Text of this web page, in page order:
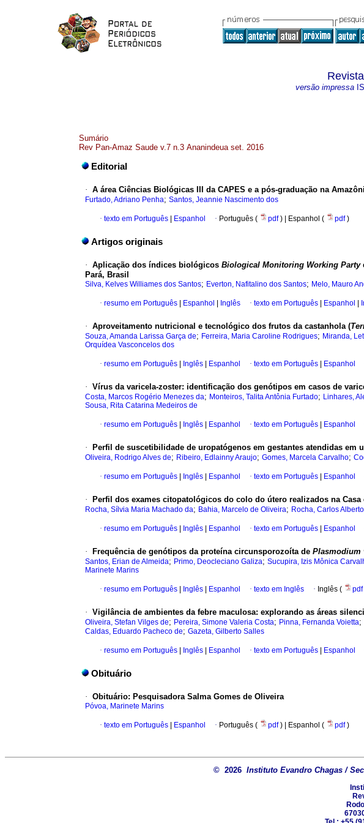
versão impressa
Sumário
Rev Pan-Amaz Saude v.7 n.3 Ananindeua set. 2016
Editorial
· A área Ciências Biológicas III da CAPES e a pós-graduação na
Furtado, Adriano Penha; Santos, Jeannie Nascimento dos
· texto em Português Espanhol · Português ( pdf) | Espanhol ( pdf)
Artigos originais
· Aplicação dos índices biológicos Biological Monitoring Working Party
Pará, Brasil
Silva, Kelves Williames dos Santos; Everton, Nafitalino dos Santos; Melo, Mauro
· resumo em Português Espanhol Inglês · texto em Português Espanhol
· Aproveitamento nutricional e tecnológico dos frutos da castanhola (
Souza, Amanda Larissa Garça de; Ferreira, Maria Caroline Rodrigues; Miranda,
Orquídea Vasconcelos dos
· resumo em Português Inglês Espanhol · texto em Português Espanhol
· Vírus da varicela-zoster: identificação dos genótipos em casos de
Costa, Marcos Rogério Menezes da; Monteiros, Talita Antônia Furtado; Linhares,
Sousa, Rita Catarina Medeiros de
· resumo em Português Inglês Espanhol · texto em Português Espanhol
· Perfil de suscetibilidade de uropatógenos em gestantes atendidas em
Oliveira, Rodrigo Alves de; Ribeiro, Edlainny Araujo; Gomes, Marcela Carvalho;
· resumo em Português Inglês Espanhol · texto em Português Espanhol
· Perfil dos exames citopatológicos do colo do útero realizados na Casa
Rocha, Sílvia Maria Machado da; Bahia, Marcelo de Oliveira; Rocha, Carlos
· resumo em Português Inglês Espanhol · texto em Português Espanhol
· Frequência de genótipos da proteína circunsporozoíta de Plasmodium
Santos, Erian de Almeida; Primo, Deocleciano Galiza; Sucupira, Izis Mônica
Marinete Marins
· resumo em Português Inglês Espanhol · texto em Inglês · Inglês ( pdf
· Vigilância de ambientes da febre maculosa: explorando as áreas
Oliveira, Stefan Vilges de; Pereira, Simone Valeria Costa; Pinna, Fernanda Voietta;
Caldas, Eduardo Pacheco de; Gazeta, Gilberto Salles
· resumo em Português Inglês Espanhol · texto em Português Espanhol
Obituário
· Obituário: Pesquisadora Salma Gomes de Oliveira
Póvoa, Marinete Marins
· texto em Português Espanhol · Português ( pdf) | Espanhol ( pdf)
© 2026 Instituto Evandro Chagas /